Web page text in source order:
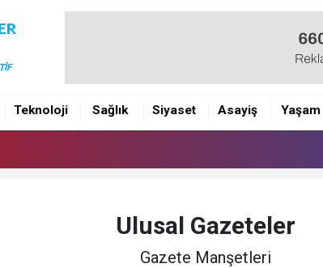
Teknoloji Sağlık Siyaset Asayiş Yaşam
Ulusal Gazeteler
Gazete Manşetleri